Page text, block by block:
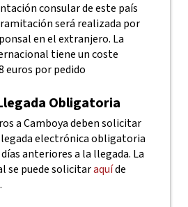
consular de este país
será realizada por
en el extranjero. La
tiene un coste
euros por pedido
Obligatoria
a Camboya deben solicitar
electrónica obligatoria
anteriores a la llegada. La
se puede solicitaraquíde